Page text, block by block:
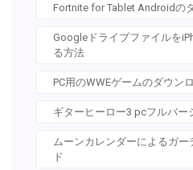
Fortnite for Tablet Androidの
Googleドライブファイルを
る方法
PC用のWWEゲームのダウン
ギターヒーロー3 pcフルバー
ムーンカレンダーによるガ
ド